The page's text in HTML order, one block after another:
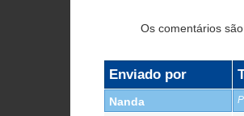
Os comentários
Enviado por
Nanda